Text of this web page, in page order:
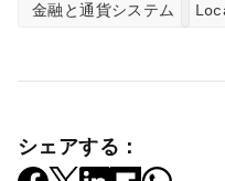
金融と通貨システム
シェアする：